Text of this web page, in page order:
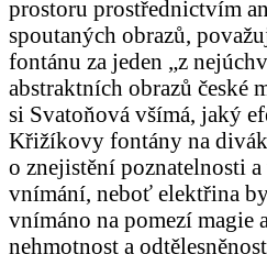
prostoru prostřednictvím
spoutaných obrazů,
fontánu za jeden „z
abstraktních obrazů české
si Svatoňová všímá, jaký
Křižíkovy fontány na
o znejistění poznatelnosti
vnímání, neboť elektřina
vnímáno na pomezí magie
nehmotnost a